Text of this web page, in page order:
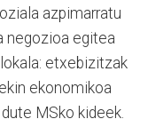
azpimarratu
negozioa egitea
etxebizitzak
ekonomikoa
MSko kideek.